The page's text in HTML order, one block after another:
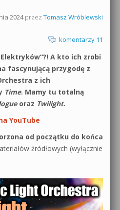
2024przez Tomasz Wróblewski
komentarzy 11
A kto ich zrobi
fascynującą przygodę z
z ich
Time. Mamy tu totalną
oraz Twilight.
YouTube
od początku do końca
źródłowych (wyłącznie